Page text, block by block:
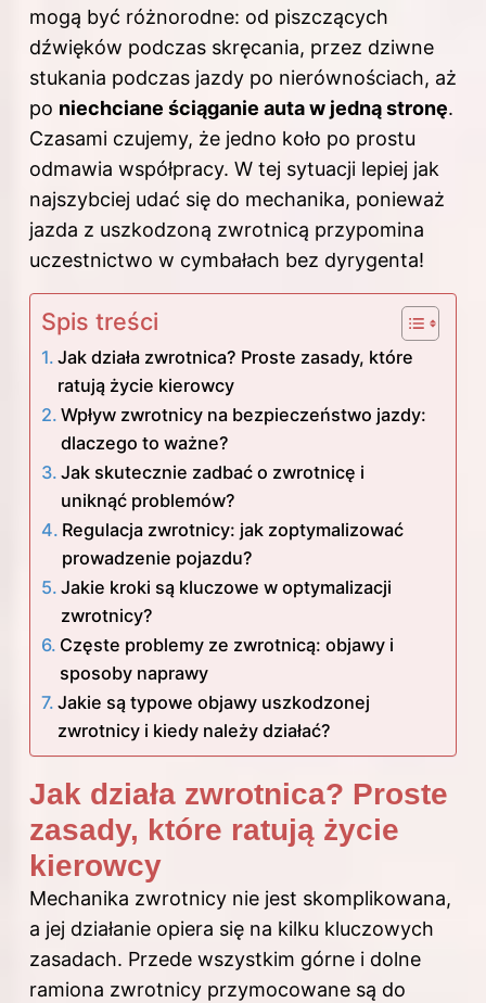
mogą być różnorodne: od piszczących
dźwięków podczas skręcania, przez dziwne
stukania podczas jazdy po nierównościach, aż
po niechciane ściąganie auta w jedną stronę.
Czasami czujemy, że jedno koło po prostu
odmawia współpracy. W tej sytuacji lepiej jak
najszybciej udać się do mechanika, ponieważ
jazda z uszkodzoną zwrotnicą przypomina
uczestnictwo w cymbałach bez dyrygenta!
Spis treści
Jak działa zwrotnica? Proste zasady, które
ratują życie kierowcy
Wpływ zwrotnicy na bezpieczeństwo jazdy:
dlaczego to ważne?
Jak skutecznie zadbać o zwrotnicę i
uniknąć problemów?
Regulacja zwrotnicy: jak zoptymalizować
prowadzenie pojazdu?
Jakie kroki są kluczowe w optymalizacji
zwrotnicy?
Częste problemy ze zwrotnicą: objawy i
sposoby naprawy
Jakie są typowe objawy uszkodzonej
zwrotnicy i kiedy należy działać?
Jak działa zwrotnica? Proste
zasady, które ratują życie
kierowcy
Mechanika zwrotnicy nie jest skomplikowana,
a jej działanie opiera się na kilku kluczowych
zasadach. Przede wszystkim górne i dolne
ramiona zwrotnicy przymocowane są do